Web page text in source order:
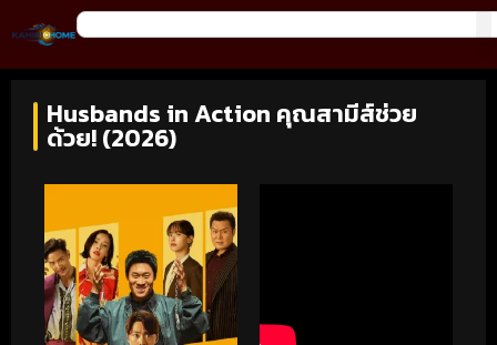
Husbands in Action คุณสามีส์ช่วย
ด้วย! (2026)